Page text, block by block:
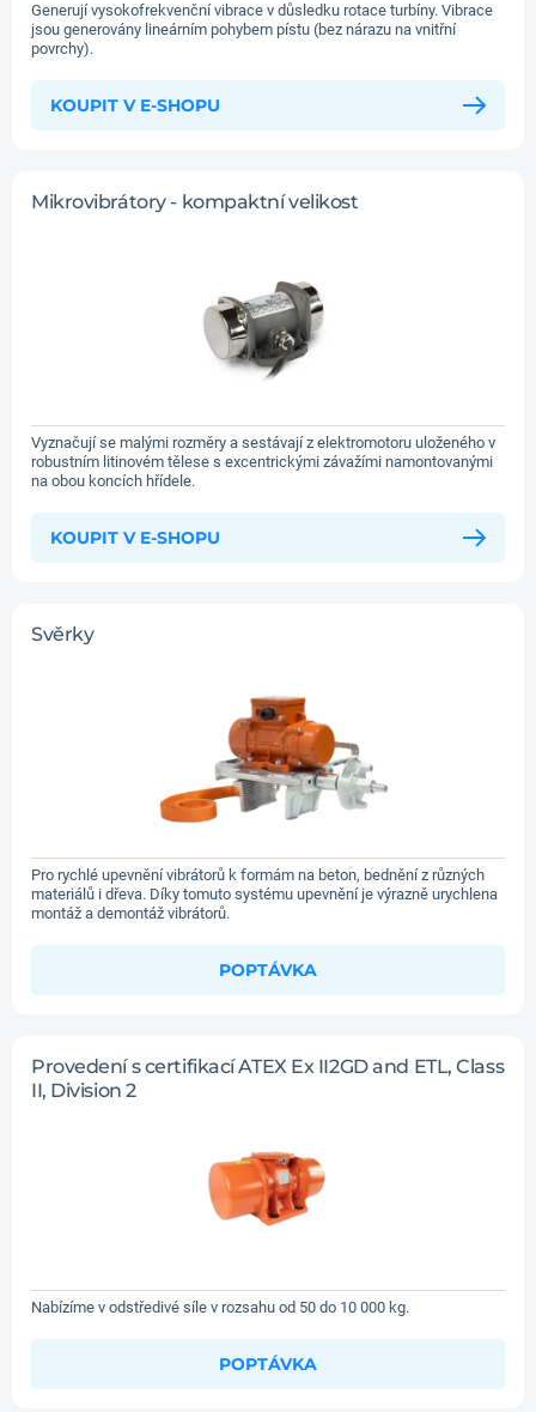
Generují vysokofrekvenční vibrace v důsledku rotace turbíny. Vibrace
jsou generovány lineárním pohybem pístu (bez nárazu na vnitřní
povrchy).
KOUPIT V E-SHOPU
Mikrovibrátory - kompaktní velikost
Vyznačují se malými rozměry a sestávají z elektromotoru uloženého v
robustním litinovém tělese s excentrickými závažími namontovanými
na obou koncích hřídele.
KOUPIT V E-SHOPU
Svěrky
Pro rychlé upevnění vibrátorů k formám na beton, bednění z různých
materiálů i dřeva. Díky tomuto systému upevnění je výrazně urychlena
montáž a demontáž vibrátorů.
POPTÁVKA
Provedení s certifikací ATEX Ex II2GD and ETL, Class
II, Division 2
Nabízíme v odstředivé síle v rozsahu od 50 do 10 000 kg.
POPTÁVKA